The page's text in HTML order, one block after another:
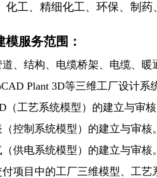
化工、精细化工、环保、制
模服务范围：
、结构、电缆桥架、电缆、暖
Plant 3D等三维工厂设计系
（工艺系统模型）的建立与审
（控制系统模型）的建立与审
（供电系统模型）的建立与审
项目中的工厂三维模型、工